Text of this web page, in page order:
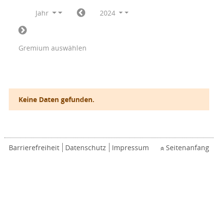
Jahr 2024
Gremium auswählen
Keine Daten gefunden.
Barrierefreiheit Datenschutz Impressum Seitenanfang